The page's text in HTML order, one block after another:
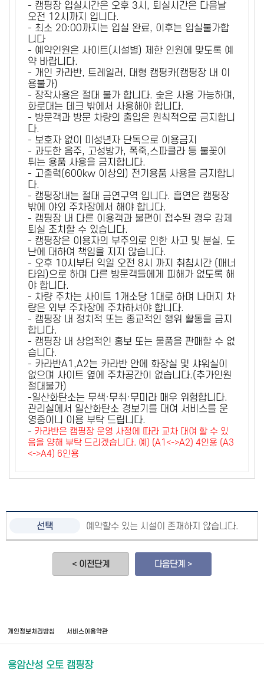
- 캠핑장 입실시간은 오후 3시, 퇴실시간은 다음날
오전 12시까지 입니다.
- 최소 20:00까지는 입실 완료, 이후는 입실불가합
니다
- 예약인원은 사이트(시설별) 제한 인원에 맞도록 예
약 바랍니다.
- 개인 카라반, 트레일러, 대형 캠핑카(캠핑장 내 이
용불가)
- 장작사용은 절대 불가 합니다. 숯은 사용 가능하며,
화로대는 데크 밖에서 사용해야 합니다.
- 방문객과 방문 차량의 출입은 원칙적으로 금지합니
다.
- 보호자 없이 미성년자 단독으로 이용금지
- 과도한 음주, 고성방가, 폭죽,스파클라 등 불꽃이
튀는 용품 사용을 금지합니다.
- 고출력(600kw 이상의) 전기용품 사용을 금지합니
다.
- 캠핑장내는 절대 금연구역 입니다. 흡연은 캠핑장
밖에 야외 주차장에서 해야 합니다.
- 캠핑장 내 다른 이용객과 불편이 접수된 경우 강제
퇴실 조치할 수 있습니다.
- 캠핑장은 이용자의 부주의로 인한 사고 및 분실, 도
난에 대하여 책임을 지지 않습니다.
- 오후 10시부터 익일 오전 8시 까지 취침시간 (매너
타임)으로 하며 다른 방문객들에게 피해가 없도록 해
야 합니다.
- 차량 주차는 사이트 1개소당 1대로 하며 나머지 차
량은 외부 주차장에 주차하셔야 합니다.
- 캠핑장 내 정치적 또는 종교적인 행위 활동을 금지
합니다.
- 캠핑장 내 상업적인 홍보 또는 물품을 판매할 수 없
습니다.
- 카라반A1,A2는 카라반 안에 화장실 및 샤워실이
없으며 사이트 옆에 주차공간이 없습니다.(추가인원
절대불가)
-일산화탄소는 무색·무취·무미라 매우 위험합니다.
관리실에서 일산화탄소 경보기를 대여 서비스를 운
영중이니 이용 부탁 드립니다.
- 카라반은 캠핑장 운영 사정에 따라 교차 대여 할 수 있
음을 양해 부탁 드리겠습니다. 예) (A1<->A2) 4인용 (A3
<->A4) 6인용
예약할수 있는 시설이 존재하지 않습니다.
< 이전단계 다음단계 >
개인정보처리방침 서비스이용약관
용암산성 오토 캠핑장